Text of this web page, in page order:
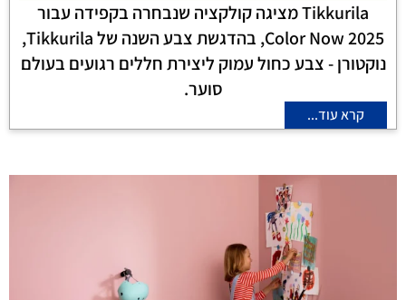
Tikkurila מציגה קולקציה שנבחרה בקפידה עבור
Color Now 2025, בהדגשת צבע השנה של Tikkurila,
נוקטורן - צבע כחול עמוק ליצירת חללים רגועים בעולם
סוער.
קרא עוד...